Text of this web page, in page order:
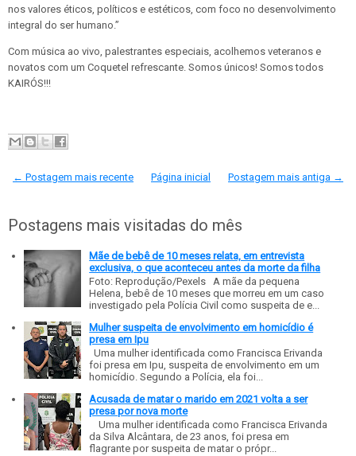
nos valores éticos, políticos e estéticos, com foco no desenvolvimento
integral do ser humano.”
Com música ao vivo, palestrantes especiais, acolhemos veteranos e
novatos com um Coquetel refrescante. Somos únicos! Somos todos
KAIRÓS!!!
← Postagem mais recente Postagem mais antiga →
Página inicial
Postagens mais visitadas do mês
Mãe de bebê de 10 meses relata, em entrevista
exclusiva, o que aconteceu antes da morte da filha
Foto: Reprodução/Pexels A mãe da pequena
Helena, bebê de 10 meses que morreu em um caso
investigado pela Polícia Civil como suspeita de e...
Mulher suspeita de envolvimento em homicídio é
presa em Ipu
Uma mulher identificada como Francisca Erivanda
foi presa em Ipu, suspeita de envolvimento em um
homicídio. Segundo a Polícia, ela foi...
Acusada de matar o marido em 2021 volta a ser
presa por nova morte
Uma mulher identificada como Francisca Erivanda
da Silva Alcântara, de 23 anos, foi presa em
flagrante por suspeita de matar o própr...